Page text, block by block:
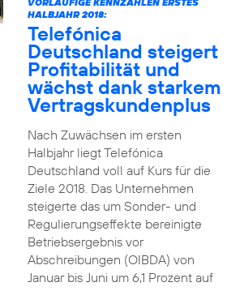
HALBJAHR 2018:
Telefónica
Deutschland steigert
Profitabilität und
wächst dank starkem
Vertragskundenplus
Nach Zuwächsen im ersten
Halbjahr liegt Telefónica
Deutschland voll auf Kurs für die
Ziele 2018. Das Unternehmen
steigerte das um Sonder- und
Regulierungseffekte bereinigte
Betriebsergebnis vor
Abschreibungen (OIBDA) von
Januar bis Juni um 6,1 Prozent auf